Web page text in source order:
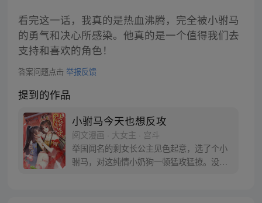
看完这一话，我真的是热血沸腾，完全被小驸马
的勇气和决心所感染。他真的是一个值得我们去
支持和喜欢的角色！
答案问题点击 举报反馈
提到的作品
小驸马今天也想反攻
阅文漫画 · 大女主 · 宫斗
举国闻名的剩女长公主见色起意，选了个小
驸马，对这纯情小奶狗一顿猛攻猛撩。没想